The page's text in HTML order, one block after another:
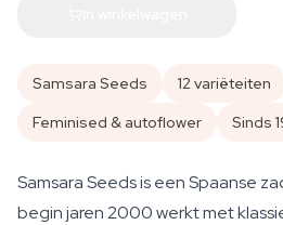
Samsara Seeds
12 variëteiten
Feminised & autoflower
Sinds
Samsara Seeds is een Spaanse
begin jaren 2000 werkt met